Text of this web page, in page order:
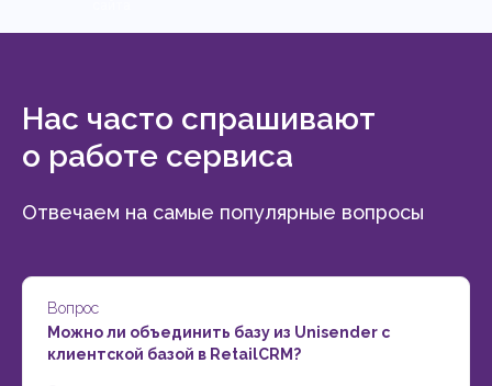
Нас часто спрашивают
о работе сервиса
Отвечаем на самые популярные вопросы
Вопрос
Можно ли объединить базу из Unisender с
клиентской базой в RetailCRM?